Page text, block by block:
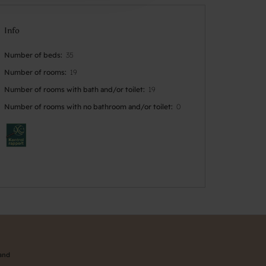
Info
Number of beds
35
Number of rooms
19
Number of rooms with bath and/or toilet
19
Number of rooms with no bathroom and/or toilet
0